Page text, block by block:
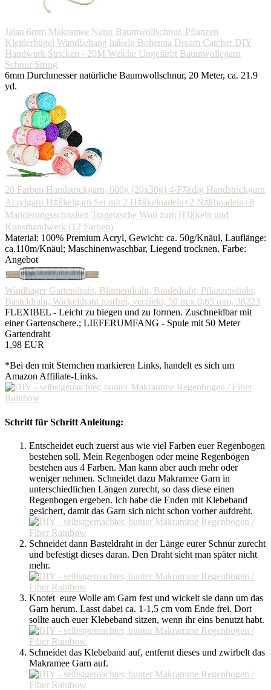
Jalan 6mm Makramee Natur Baumwollschnur, Pflanzen
Kleiderbügel Wandbehang häkeln Bohemia Dream Catcher DIY
Handwerk Stricken - 20M Weiche Ungefärbt Baumwollegarn
Schnur String
6mm Durchmesser natürliche Baumwollschnur, 20 Meter, ca. 21.9
yd.
20 Farben Handstrickgarn, 600g (20x30g) 4-F채dig Handstrickgarn
Acrylgarn H채kelgarn Set mit 2 H채kelnadeln+2 N채hnadeln+8
Markierungsschnallen Tragetasche Woll zum H채keln und
Kunsthandwerk (12 Farben)
Material: 100% Premium Acryl, Gewicht: ca. 50g/Knäul, Lauflänge:
ca.110m/Knäul; Maschinenwaschbar, Liegend trocknen. Farbe:
Angebot
Windhager Gartendraht, Blumendraht, Bindedraht, Pflanzendraht,
Basteldraht, Wickeldraht rostfrei, verzinkt, 50 m x 0,65 mm, 36223
FLEXIBEL - Leicht zu biegen und zu formen. Zuschneidbar mit
einer Gartenschere.; LIEFERUMFANG - Spule mit 50 Meter
Gartendraht
1,98 EUR
*Bei den mit Sternchen markieren Links, handelt es sich um
Amazon Affiliate-Links.
Schritt für Schritt Anleitung:
Entscheidet euch zuerst aus wie viel Farben euer Regenbogen
bestehen soll. Mein Regenbogen oder meine Regenbögen
bestehen aus 4 Farben. Man kann aber auch mehr oder
weniger nehmen. Schneidet dazu Makramee Garn in
unterschiedlichen Längen zurecht, so dass diese einen
Regenbogen ergeben. Ich habe die Enden mit Klebeband
gesichert, damit das Garn sich nicht schon vorher aufdreht.
Schneidet dann Basteldraht in der Länge eurer Schnur zurecht
und befestigt dieses daran. Den Draht sieht man später nicht
mehr.
Knotet eure Wolle am Garn fest und wickelt sie dann um das
Garn herum. Lasst dabei ca. 1-1,5 cm vom Ende frei. Dort
sollte auch euer Klebeband sitzen, wenn ihr eins benutzt habt.
Schneidet das Klebeband auf, entfernt dieses und zwirbelt das
Makramee Garn auf.